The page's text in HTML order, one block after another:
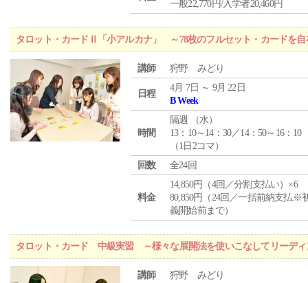
一般22,770円/入学者20,460円
タロット・カードⅡ「小アルカナ」 ～78枚のフルセット・カードを自
講師 狩野 みどり
日程
4月 7日 ～ 9月 22日
B Week
時間
隔週 （水）
13：10～14：30／14：50～16：10
（1日2コマ）
回数
全24回
料金
14,850円（4回／分割支払い）×6
80,850円（24回／一括前納支払※
義開始前まで）
タロット・カード 中級実習 ～様々な展開法を使いこなしてリーディ
講師 狩野 みどり